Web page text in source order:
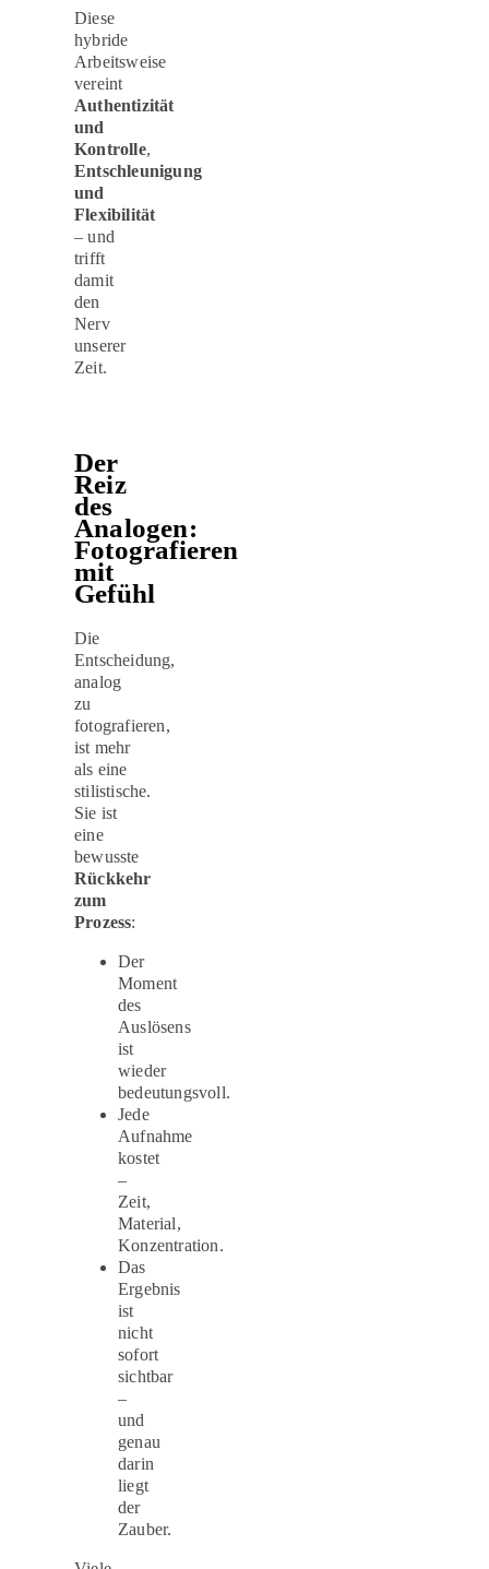
Diese
hybride
Arbeitsweise
vereint
Authentizität
und
Kontrolle,
Entschleunigung
und
Flexibilität
– und
trifft
damit
den
Nerv
unserer
Zeit.
Der
Reiz
des
Analogen:
Fotografieren
mit
Gefühl
Die
Entscheidung,
analog
zu
fotografieren,
ist mehr
als eine
stilistische.
Sie ist
eine
bewusste
Rückkehr
zum
Prozess:
Der
Moment
des
Auslösens
ist
wieder
bedeutungsvoll.
Jede
Aufnahme
kostet
–
Zeit,
Material,
Konzentration.
Das
Ergebnis
ist
nicht
sofort
sichtbar
–
und
genau
darin
liegt
der
Zauber.